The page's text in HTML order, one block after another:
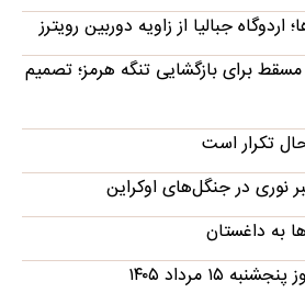
اردوگاه جبالیا از زاویه دوربین رویترز
برای بازگشایی تنگه هرمز؛ تصمیم
تکرار است
نوری در جنگل‌های اوکراین
به داغستان
۱۵ مرداد ۱۴۰۵